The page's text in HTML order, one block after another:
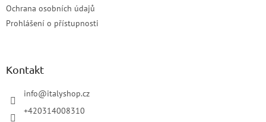
Ochrana osobních údajů
Prohlášení o přístupnosti
Kontakt
info@italyshop.cz
+420314008310